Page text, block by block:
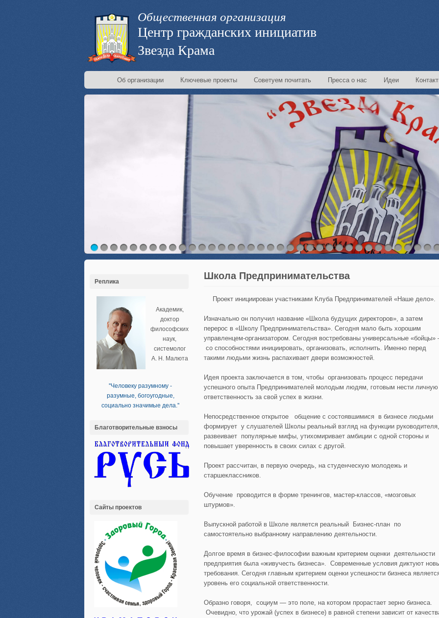
Общественная организация
Центр гражданских инициатив
Звезда Крама
Об организации Ключевые проекты Советуем почитать Пресса о нас Идеи
Реплика
Академик,
доктор
философских
наук,
системолог
А. Н. Малюта
''Человеку разумному -
разумные, богоугодные,
социально значимые дела.''
Благотворительные взносы
Сайты проектов
Школа Предпринимательства
Проект инициирован участниками Клуба Предпринимателей «Наше дело».
Изначально он получил название «Школа будущих директоров», а затем
перерос в «Школу Предпринимательства». Сегодня мало быть хорошим
управленцем-организатором. Сегодня востребованы универсальные
со способностями инициировать, организовать, исполнить. Именно перед
такими людьми жизнь распахивает двери возможностей.
Идея проекта заключается в том, чтобы организовать процесс передачи
успешного опыта Предпринимателей молодым людям, готовым нести личную
ответственность за свой успех в жизни.
Непосредственное открытое общение с состоявшимися в бизнесе людьми
формирует у слушателей Школы реальный взгляд на функции руководителя,
развеивает популярные мифы, утихомиривает амбиции с одной стороны и
повышает уверенность в своих силах с другой.
Проект рассчитан, в первую очередь, на студенческую молодежь и
старшеклассников.
Обучение проводится в форме тренингов, мастер-классов, «мозговых
штурмов».
Выпускной работой в Школе является реальный Бизнес-план по
самостоятельно выбранному направлению деятельности.
Долгое время в бизнес-философии важным критерием оценки деятельности
предприятия была «живучесть бизнеса». Современные условия диктуют
требования. Сегодня главным критерием оценки успешности бизнеса
уровень его социальной ответственности.
Образно говоря, социум — это поле, на котором прорастает зерно бизнеса.
Очевидно, что урожай (успех в бизнесе) в равной степени зависит от